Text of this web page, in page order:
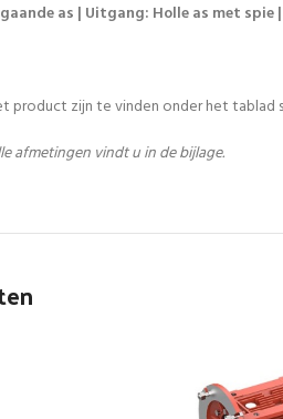
as | Uitgang: Holle as met spie
product zijn te vinden onder het tablad
afmetingen vindt u in de bijlage.